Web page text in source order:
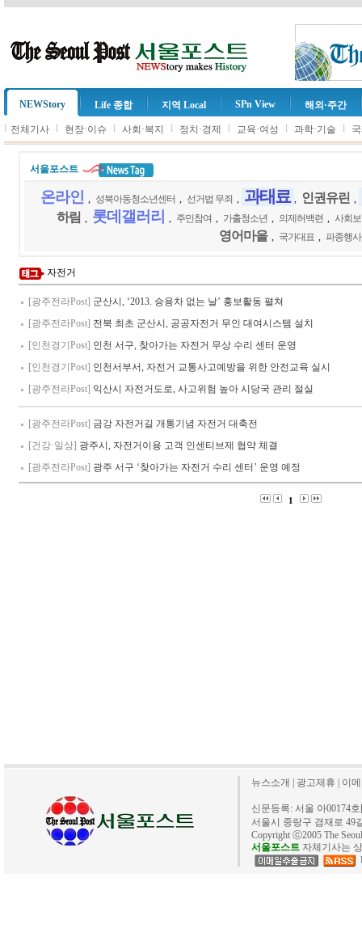
NEWStory Life 종합 지역 Local SPn View 해외·주간
l 전체기사 l 현장·이슈 l 사회·복지 l 정치·경제 l 교육·여성 l 과학·기술 l
서울포스트
온라인 성북아동청소년센터 선거법 무죄 과태료 인권유린
하림 롯데갤러리 주민참여 가출청소년 의제허백련 사회
영어마을 국가대표 파종행사
자전거
[광주전라Post] 군산시, ‘2013. 승용차 없는 날’ 홍보활동 펼쳐
[광주전라Post] 전북 최초 군산시, 공공자전거 무인 대여시스템 설치
[인천경기Post] 인천 서구, 찾아가는 자전거 무상 수리 센터 운영
[인천경기Post] 인천서부서, 자전거 교통사고예방을 위한 안전교육 실시
[광주전라Post] 익산시 자전거도로, 사고위험 높아 시당국 관리 절실
[광주전라Post] 금강 자전거길 개통기념 자전거 대축전
[건강·일상] 광주시, 자전거이용 고객 인센티브제 협약 체결
[광주전라Post] 광주 서구 ‘찾아가는 자전거 수리 센터’ 운영 예정
1
뉴스소개 광고제휴 이
신문등록: 서울 아00174
서울시 중랑구 겸재로 49
Copyright ⓒ2005 The
서울포스트 자체기사는